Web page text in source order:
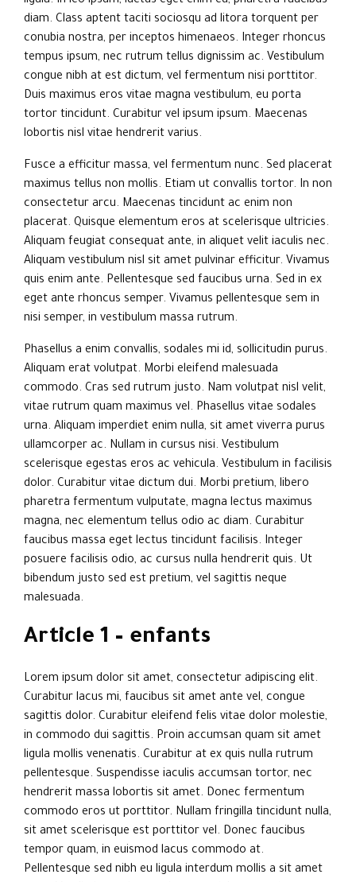
diam. Class aptent taciti sociosqu ad litora torquent per
conubia nostra, per inceptos himenaeos. Integer rhoncus
tempus ipsum, nec rutrum tellus dignissim ac. Vestibulum
congue nibh at est dictum, vel fermentum nisi porttitor.
Duis maximus eros vitae magna vestibulum, eu porta
tortor tincidunt. Curabitur vel ipsum ipsum. Maecenas
lobortis nisl vitae hendrerit varius.
Fusce a efficitur massa, vel fermentum nunc. Sed placerat
maximus tellus non mollis. Etiam ut convallis tortor. In non
consectetur arcu. Maecenas tincidunt ac enim non
placerat. Quisque elementum eros at scelerisque ultricies.
Aliquam feugiat consequat ante, in aliquet velit iaculis nec.
Aliquam vestibulum nisl sit amet pulvinar efficitur. Vivamus
quis enim ante. Pellentesque sed faucibus urna. Sed in ex
eget ante rhoncus semper. Vivamus pellentesque sem in
nisi semper, in vestibulum massa rutrum.
Phasellus a enim convallis, sodales mi id, sollicitudin purus.
Aliquam erat volutpat. Morbi eleifend malesuada
commodo. Cras sed rutrum justo. Nam volutpat nisl velit,
vitae rutrum quam maximus vel. Phasellus vitae sodales
urna. Aliquam imperdiet enim nulla, sit amet viverra purus
ullamcorper ac. Nullam in cursus nisi. Vestibulum
scelerisque egestas eros ac vehicula. Vestibulum in facilisis
dolor. Curabitur vitae dictum dui. Morbi pretium, libero
pharetra fermentum vulputate, magna lectus maximus
magna, nec elementum tellus odio ac diam. Curabitur
faucibus massa eget lectus tincidunt facilisis. Integer
posuere facilisis odio, ac cursus nulla hendrerit quis. Ut
bibendum justo sed est pretium, vel sagittis neque
malesuada.
Article 1 – enfants
Lorem ipsum dolor sit amet, consectetur adipiscing elit.
Curabitur lacus mi, faucibus sit amet ante vel, congue
sagittis dolor. Curabitur eleifend felis vitae dolor molestie,
in commodo dui sagittis. Proin accumsan quam sit amet
ligula mollis venenatis. Curabitur at ex quis nulla rutrum
pellentesque. Suspendisse iaculis accumsan tortor, nec
hendrerit massa lobortis sit amet. Donec fermentum
commodo eros ut porttitor. Nullam fringilla tincidunt nulla,
sit amet scelerisque est porttitor vel. Donec faucibus
tempor quam, in euismod lacus commodo at.
Pellentesque sed nibh eu ligula interdum mollis a sit amet